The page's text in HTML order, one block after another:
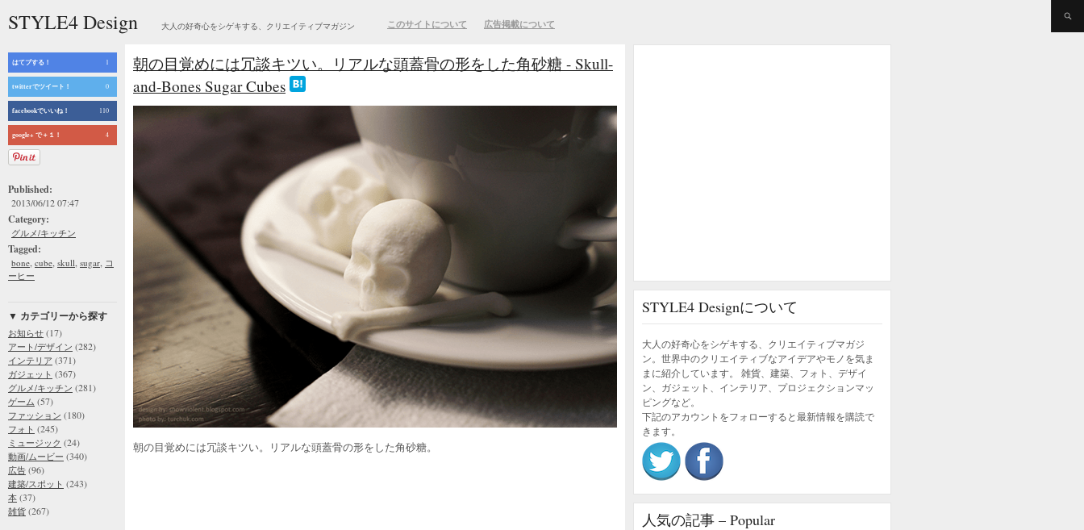
STYLE4 Design 大人の好奇心をシゲキする、クリエイティブマガジン このサイトについて 広告掲載について
はてブする！ 1
twitterでツイート！ 0
facebookでいいね！ 110
google+ で＋１！ 4
Published:
2013/06/12 07:47
Category:
グルメ/キッチン
Tagged:
bone cube skull sugar コ
ーヒー
▼ カテゴリーから探す
お知らせ (17)
アート/デザイン (282)
インテリア (371)
ガジェット (367)
グルメ/キッチン (281)
ゲーム (57)
ファッション (180)
フォト (245)
ミュージック (24)
動画/ムービー (340)
広告 (96)
建築/スポット (243)
本 (37)
雑貨 (267)
朝の目覚めには冗談キツい。リアルな頭蓋骨の形をした角砂糖 - Skull-
and-Bones Sugar Cubes
朝の目覚めには冗談キツい。リアルな頭蓋骨の形をした角砂糖。
STYLE4 Designについて
大人の好奇心をシゲキする、クリエイティブマガジ
ン。世界中のクリエイティブなアイデアやモノを気ま
まに紹介しています。 雑貨、建築、フォト、デザイ
ン、ガジェット、インテリア、プロジェクションマッ
ピングなど。
下記のアカウントをフォローすると最新情報を購読で
きます。
人気の記事 – Popular